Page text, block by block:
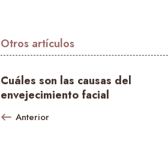
Otros artículos
Cuáles son las causas del
envejecimiento facial
Anterior